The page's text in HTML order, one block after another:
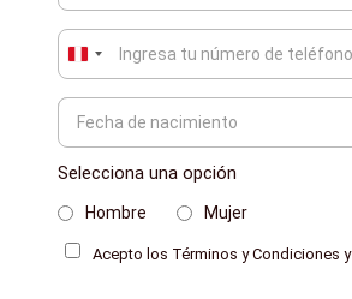
Peru
+51
Selecciona una opción
Hombre Mujer
Acepto los Términos y Condiciones